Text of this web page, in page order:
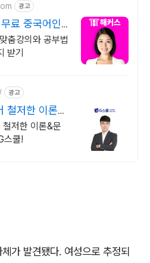
광고
료 중국어인
춤강의와 공부법
받기
광고
철저한 이론&
저한 이론&문
스쿨!
가 발견됐다. 여성으로 추정되